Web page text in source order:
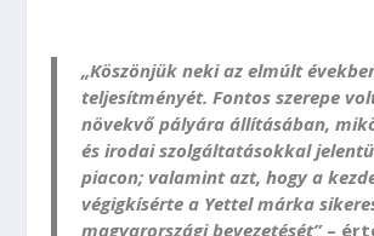
„Köszönjük neki az elmúlt
teljesítményét. Fontos szerepe
növekvő pályára állításában,
és irodai szolgáltatásokkal
piacon; valamint azt, hogy a
végigkísérte a Yettel márka
magyarországi bevezetését”–